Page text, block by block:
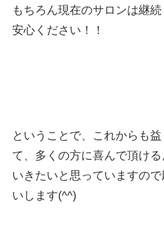
もちろん現在のサロンは継
安心ください！！
ということで、これからも
て、多くの方に喜んで頂け
いきたいと思っていますの
いします(^^)